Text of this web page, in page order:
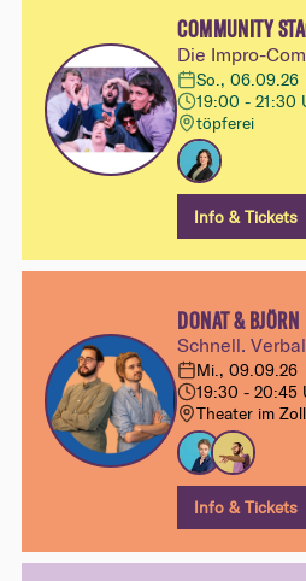
COMMUNITY
Die Impro-
So., 06.09.26
19:00 - 21:30
töpferei
Info & Tickets
DONAT & BJÖRN
Schnell.
Mi., 09.09.26
19:30 - 20:45
Theater im
Info & Tickets